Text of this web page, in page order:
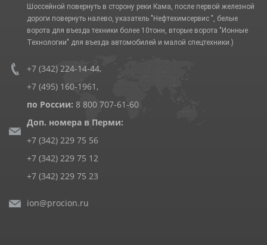
Шоссейной повернуть в сторону реки Кама, после первой железной
дороги повернуть налево, указатель "Нефтехимсервис ", белые
ворота для въезда техники более 10тонн, вторые ворота "Ионные
Технологии" для въезда автомобилей и малой спецтехники.)
+7 (342) 224-14-44,
+7 (495) 160-1961 ,
по России: 8 800 707-61-60
Доп. номера в Перми:
+7 (342) 229 75 56
+7 (342) 229 75 12
+7 (342) 229 75 23
ion@procion.ru